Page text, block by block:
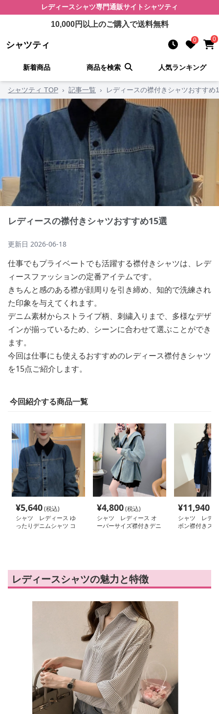
レディースシャツ専門通販サイト シャツティ
10,000円以上のご購入で送料無料
シャツティ 0 0
新着商品 商品を検索 人気ランキング
シャツティ TOP › 記事一覧 › レディースの襟付きシャツおすすめ
レディースの襟付きシャツおすすめ15選
更新日 2026-06-18
仕事でもプライベートでも活躍する襟付きシャツは、レデ
ィースファッションの定番アイテムです。
きちんと感のある襟が顔周りを引き締め、知的で洗練され
た印象を与えてくれます。
デニム素材からストライプ柄、刺繍入りまで、多様なデザ
インが揃っているため、シーンに合わせて選ぶことができ
ます。
今回は仕事にも使えるおすすめのレディース襟付きシャツ
を15点ご紹介します。
今回紹介する商品一覧
¥5,640(税込)
シャツ レディース ゆ
ったりデニムシャツ コ
¥4,800(税込)
シャツ レディース オ
ーバーサイズ襟付きデニ
¥11,940
シャツ レデ
ボン襟付きス
レディースシャツの魅力と特徴